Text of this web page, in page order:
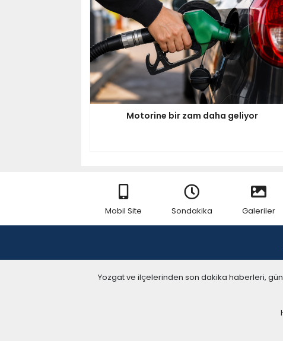
Motorine bir zam daha geliyor
Mobil Site Sondakika Galeriler
Yozgat ve ilçelerinden son dakika haberleri,